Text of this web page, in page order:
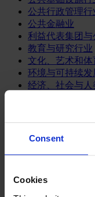
Consent
Cookies
公共行政管理行
公共金融业
利益代表集团
教育与研究行业
文化、艺术和体
环境与可持续发
经济、社会与人
媒体和娱乐业
消费品
餐饮、旅游与酒